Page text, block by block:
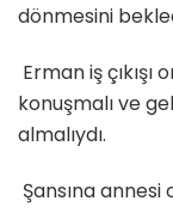
dönmesini
Erman iş
konuşmalı ve
almalıydı.
Şansına